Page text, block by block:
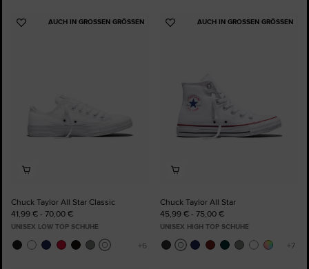
AUCH IN GROSSEN GRÖSSEN
Zu
Chuck Taylor All Star Classic
41,99 € - 70,00 €
UNISEX LOW TOP SCHUHE
AUCH IN GROSSEN GRÖSSEN
Zu
Chuck Taylor All Star
45,99 € - 75,00 €
UNISEX HIGH TOP SCHUHE